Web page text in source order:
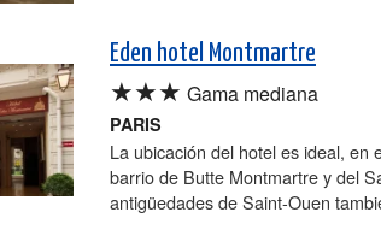
Eden hotel Montmartre
★★★ Gama mediana
PARIS
La ubicación del hotel es ideal, en
barrio de Butte Montmartre y del
antigüedades de Saint-Ouen